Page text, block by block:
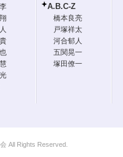
A.B.C-Z
橋本良亮
戸塚祥太
河合郁人
五関晃一
塚田僚一
All Rights Reserved.